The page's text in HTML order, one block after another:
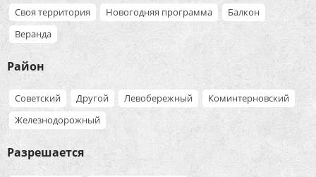
Своя территория
Новогодняя программа
Балкон
Веранда
Район
Советский Другой Левобережный
Коминтерновский
Железнодорожный
Разрешается